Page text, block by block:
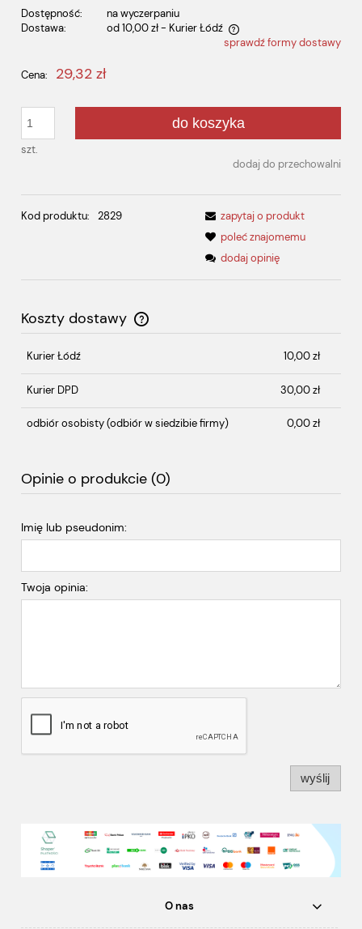
Dostępność:
na wyczerpaniu
Dostawa:
od 10,00 zł - Kurier Łódź
Cena nie zawiera ewentualnych kosztów płatnościsprawdź formy dostawy
Cena: 29,32 zł
szt.
do koszyka
dodaj do przechowalni
Kod produktu: 2829
zapytaj o produkt
poleć znajomemu
dodaj opinię
Koszty dostawy
Cena nie zawiera ewentualnych kosztów płatności
Kurier Łódź 10,00 zł
Kurier DPD 30,00 zł
odbiór osobisty(odbiór w siedzibie firmy) 0,00 zł
Opinie o produkcie (0)
Imię lub pseudonim:
Twoja opinia:
wyślij
O nas